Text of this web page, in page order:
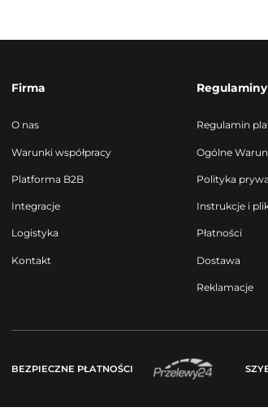
Firma
O nas
Warunki współpracy
Platforma B2B
Integracje
Logistyka
Kontakt
Regulaminy
Regulamin
Ogólne
Polityka
Instrukcje i
Płatności
Dostawa
Reklamacje
BEZPIECZNE PŁATNOŚCI